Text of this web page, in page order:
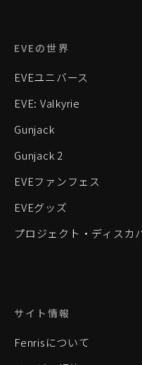
EVEの世界
EVEユニバース
EVE: Valkyrie
Gunjack
Gunjack 2
EVEファンフェス
EVEグッズ
プロジェクト・ディスカ
サイト情報
Fenrisについて